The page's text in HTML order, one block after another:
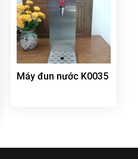
Máy đun nước K0035